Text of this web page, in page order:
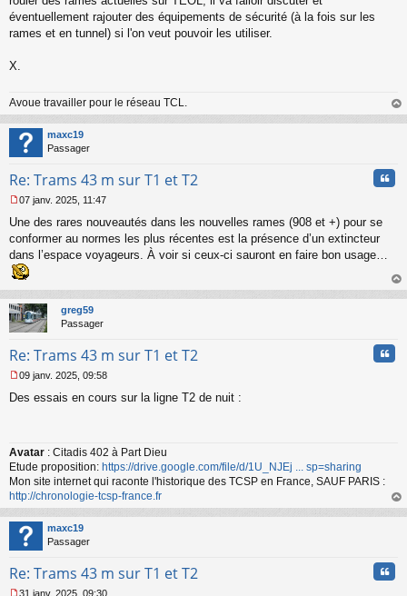
éventuellement rajouter des équipements de sécurité (à la fois sur les
rames et en tunnel) si l'on veut pouvoir les utiliser.
X.
Avoue travailler pour le réseau TCL.
au
maxc19
Passager
Re: Trams 43 m sur T1 et T2
e
s
s
a
g
e
n
o
n
u
07 janv. 2025, 11:47
Une des rares nouveautés dans les nouvelles rames (908 et +) pour se
conformer au normes les plus récentes est la présence d’un extincteur
dans l’espace voyageurs. À voir si ceux-ci sauront en faire bon usage…
au
greg59
Passager
Re: Trams 43 m sur T1 et T2
e
g
e
n
o
n
l
u
09 janv. 2025, 09:58
Des essais en cours sur la ligne T2 de nuit :
Avatar : Citadis 402 à Part Dieu
Etude proposition: https://drive.google.com/file/d/1U_NJEj ... sp=sharing
Mon site internet qui raconte l'historique des TCSP en France, SAUF PARIS :
http://chronologie-tcsp-france.fr
au
maxc19
Passager
Re: Trams 43 m sur T1 et T2
31 janv. 2025, 09:30